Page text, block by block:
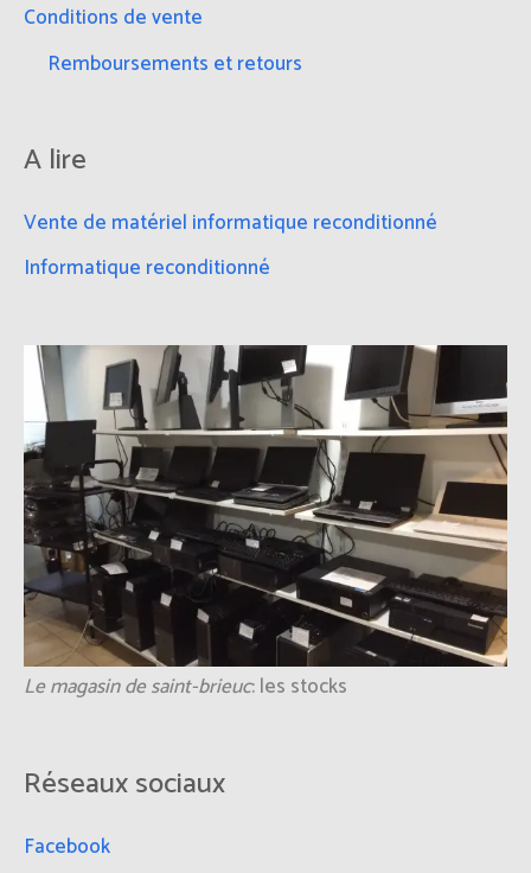
rConditions de vente
Remboursements et retours
A lire
Vente de matériel informatique reconditionné
Informatique reconditionné
Le magasin de saint-brieuc: les stocks
Réseaux sociaux
Facebook